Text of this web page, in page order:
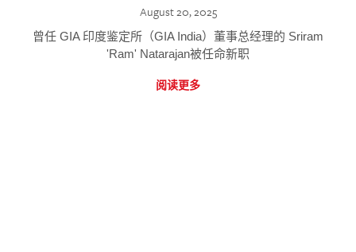
August 20, 2025
曾任 GIA 印度鉴定所（GIA India）董事总经理的 Sriram
'Ram' Natarajan被任命新职
阅读更多